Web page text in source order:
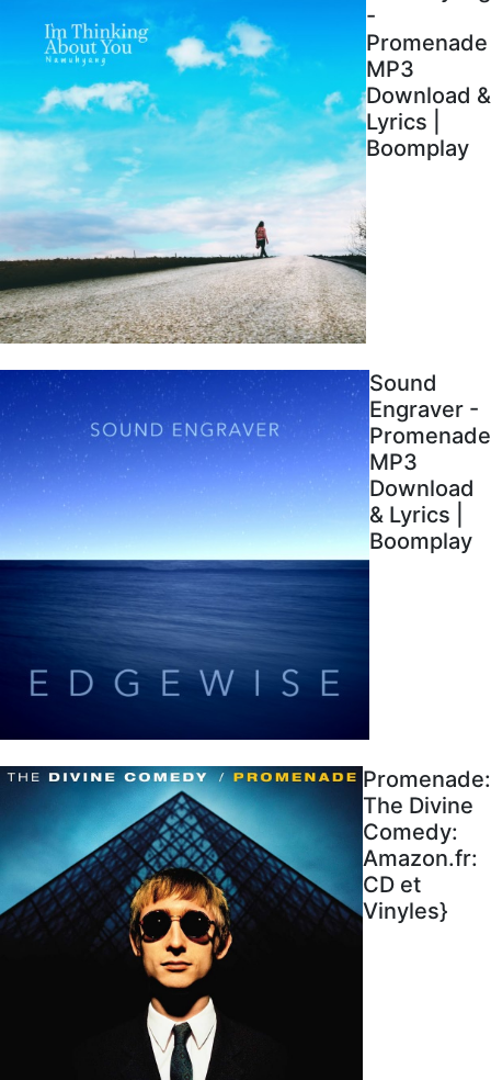
-
Promenade
MP3
Download &
Lyrics |
Boomplay
Sound
Engraver -
Promenade
MP3
Download
& Lyrics |
Boomplay
Promenade:
The Divine
Comedy:
Amazon.fr:
CD et
Vinyles}